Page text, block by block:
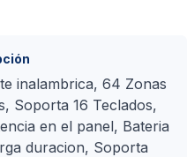
inalambrica, 64 Zonas
Soporta 16 Teclados,
en el panel, Bateria
duracion, Soporta